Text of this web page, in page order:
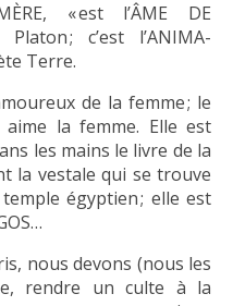
« est l’ÂME DE
Platon ; c’est l’ANIMA-
Terre.
de la femme ; le
la femme. Elle est
les mains le livre de la
la vestale qui se trouve
égyptien ; elle est
nous devons (nous les
rendre un culte à la